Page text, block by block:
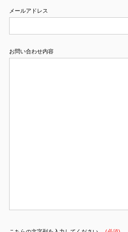
メールアドレス
お問い合わせ内容